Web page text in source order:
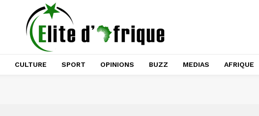
CULTURE SPORT OPINIONS BUZZ MEDIAS AFRIQUE